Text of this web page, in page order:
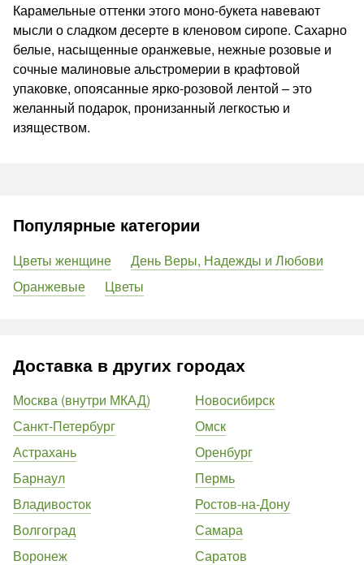
Карамельные оттенки этого моно-букета навевают
мысли о сладком десерте в кленовом сиропе. Сахарно
белые, насыщенные оранжевые, нежные розовые и
сочные малиновые альстромерии в крафтовой
упаковке, опоясанные ярко-розовой лентой – это
желанный подарок, пронизанный легкостью и
изяществом.
Популярные категории
Цветы женщине
День Веры, Надежды и Любови
Оранжевые
Цветы
Доставка в других городах
Москва (внутри МКАД)
Санкт-Петербург
Астрахань
Барнаул
Владивосток
Волгоград
Воронеж
Новосибирск
Омск
Оренбург
Пермь
Ростов-на-Дону
Самара
Саратов